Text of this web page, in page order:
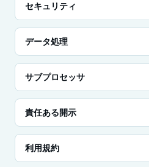
セキュリティ
データ処理
サブプロセッサ
責任ある開示
利用規約